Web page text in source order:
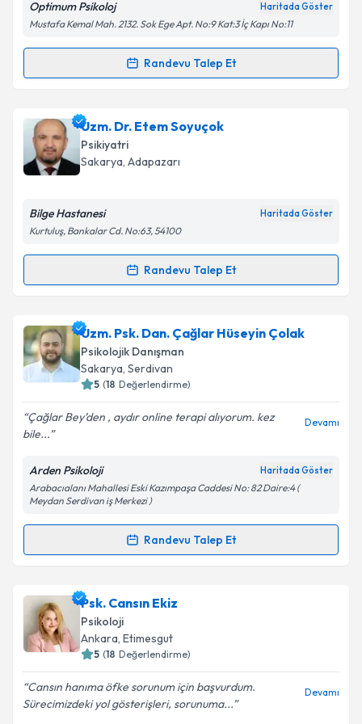
Optimum Psikoloj Haritada Göster
Mustafa Kemal Mah. 2132. Sok Ege Apt. No:9 Kat:3 İç Kapı No:11
Randevu Talep Et
Randevu Takvimi Talebi
Klinik Psikolog Fatih Uğuriçin randevu takvimi
talebi oluşturun. Size bu uzmandan randevu almanız
için bir takvim hazırlandığında e-posta ile
bilgilendireceğiz.
Kişisel verilerimin işlenmesine ilişkinAydınlatma
kapsamda işlenmesini kabul ediyorum.
Takvim Talebini Gönder
Uzm. Dr. Etem Soyuçok
Psikiyatri
Sakarya, Adapazarı
Bilge Hastanesi Haritada Göster
Kurtuluş, Bankalar Cd. No:63, 54100
Randevu Talep Et
Randevu Takvimi Talebi
Uzm. Dr. Etem Soyuçokiçin randevu takvimi talebi
oluşturun. Size bu uzmandan randevu almanız için bir
takvim hazırlandığında e-posta ile bilgilendireceğiz.
Kişisel verilerimin işlenmesine ilişkin
Aydınlatma
Metni'ni okudum ve kişisel verilerimin belirtilen
kapsamda işlenmesini kabul ediyorum.
Takvim Talebini Gönder
Uzm. Psk. Dan. Çağlar Hüseyin Çolak
Psikolojik Danışman
Sakarya, Serdivan
5 (18 Değerlendirme)
Çağlar Bey’den , aydır online terapi alıyorum. kez
bile...
Devamı
Arden Psikoloji Haritada Göster
Arabacıalanı Mahallesi Eski Kazımpaşa Caddesi No: 82 Daire:4 (
Meydan Serdivan iş Merkezi )
Randevu Talep Et
Randevu Takvimi Talebi
Uzm. Psk. Dan. Çağlar Hüseyin Çolak
takvimi talebi oluşturun. Size bu uzmandan randevu
almanız için bir takvim hazırlandığında e-posta ile
bilgilendireceğiz.
E-posta Adresiniz
Psk. Cansın Ekiz
Psikoloji
Ankara, Etimesgut
5 (18 Değerlendirme)
Cansın hanıma öfke sorunum için başvurdum.
Sürecimizdeki yol gösterişleri, sorunuma...
Devamı